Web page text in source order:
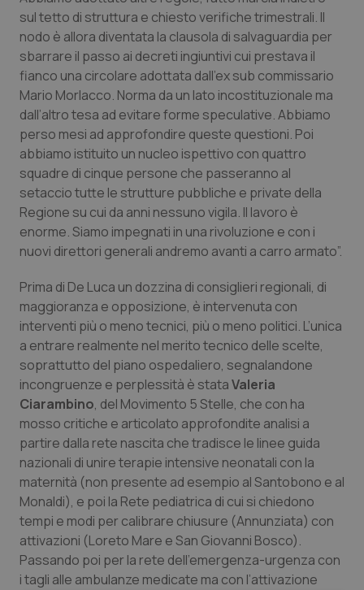
sul tetto di struttura e chiesto verifiche trimestrali. Il
nodo è allora diventata la clausola di salvaguardia per
sbarrare il passo ai decreti ingiuntivi cui prestava il
fianco una circolare adottata dall’ex sub commissario
Mario Morlacco. Norma da un lato incostituzionale ma
dall’altro tesa ad evitare forme speculative. Abbiamo
perso mesi ad approfondire queste questioni. Poi
abbiamo istituito un nucleo ispettivo con quattro
squadre di cinque persone che passeranno al
setaccio tutte le strutture pubbliche e private della
Regione su cui da anni nessuno vigila. Il lavoro è
enorme. Siamo impegnati in una rivoluzione e con i
nuovi direttori generali andremo avanti a carro armato”.
Prima di De Luca un dozzina di consiglieri regionali, di
maggioranza e opposizione, è intervenuta con
interventi più o meno tecnici, più o meno politici. L’unica
a entrare realmente nel merito tecnico delle scelte,
soprattutto del piano ospedaliero, segnalandone
incongruenze e perplessità è stataValeria
Ciarambino, del Movimento 5 Stelle, che con ha
mosso critiche e articolato approfondite analisi a
partire dalla rete nascita che tradisce le linee guida
nazionali di unire terapie intensive neonatali con la
maternità (non presente ad esempio al Santobono e al
Monaldi), e poi la Rete pediatrica di cui si chiedono
tempi e modi per calibrare chiusure (Annunziata) con
attivazioni (Loreto Mare e San Giovanni Bosco).
Passando poi per la rete dell’emergenza-urgenza con
i tagli alle ambulanze medicate ma con l’attivazione